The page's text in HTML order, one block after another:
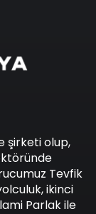
şirketi olup,
Tevfik
ikinci
Parlak ile